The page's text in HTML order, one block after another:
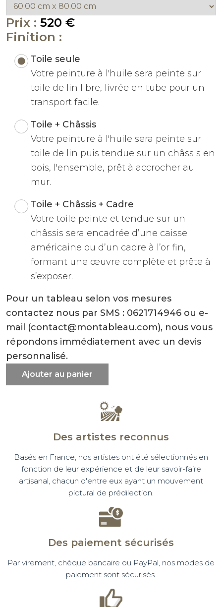
Prix : 520 €
Finition :
Toile seule
Votre peinture à l'huile sera peinte sur
toile de lin libre, livrée en tube pour un
transport facile.
Toile + Châssis
Votre peinture à l'huile sera peinte sur
toile de lin puis tendue sur un châssis en
bois, l'ensemble, prêt à accrocher au
mur.
Toile + Châssis + Cadre
Votre toile peinte et tendue sur un
châssis sera encadrée d’une caisse
américaine ou d’un cadre à l’or fin,
formant une œuvre complète et prête à
s’exposer.
Pour un tableau selon vos mesures
contactez nous par SMS : 0621714946 ou e-
mail (contact@montableau.com), nous vous
répondons immédiatement avec un devis
personnalisé.
Ajouter au panier
Des artistes reconnus
Basés en France, nos artistes ont été sélectionnés en
fonction de leur expérience et de leur savoir-faire
artisanal, chacun d'entre eux ayant un mouvement
pictural de prédilection.
Des paiement sécurisés
Par virement, chèque bancaire ou PayPal, nos modes de
paiement sont sécurisés.